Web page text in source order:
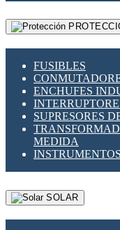
FUSIBLES
ENCHUFES
SUPRESORES
MEDIDA
SOLAR